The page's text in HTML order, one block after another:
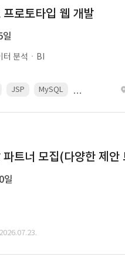
로토타입 웹 개발
일
터 분석ㆍBI
JSP MySQL
트너 모집(다양한 제안
일